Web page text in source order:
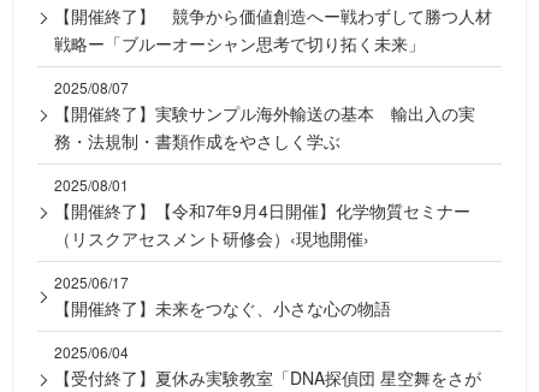
【開催終了】 競争から価値創造へー戦わずして勝つ人材
戦略ー「ブルーオーシャン思考で切り拓く未来」
2025/08/07
【開催終了】実験サンプル海外輸送の基本 輸出入の実
務・法規制・書類作成をやさしく学ぶ
2025/08/01
【開催終了】【令和7年9月4日開催】化学物質セミナー
（リスクアセスメント研修会）‹現地開催›
2025/06/17
【開催終了】未来をつなぐ、小さな心の物語
2025/06/04
【受付終了】夏休み実験教室「DNA探偵団 星空舞をさが